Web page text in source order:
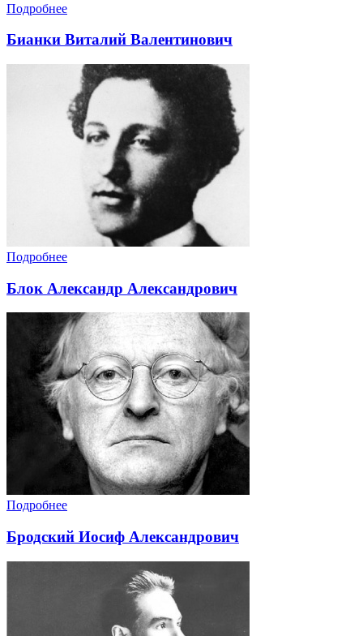
Подробнее
Бианки Виталий Валентинович
Подробнее
Блок Александр Александрович
Подробнее
Бродский Иосиф Александрович